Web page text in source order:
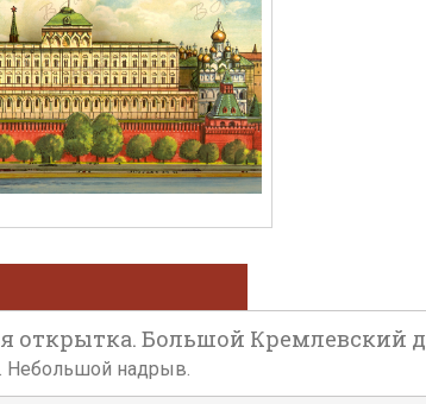
открытка. Большой Кремлевский
Небольшой надрыв.